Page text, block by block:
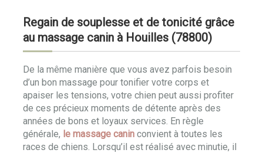
Regain de souplesse et de tonicité grâce
au massage canin à Houilles (78800)
De la même manière que vous avez parfois besoin
d’un bon massage pour tonifier votre corps et
apaiser les tensions, votre chien peut aussi profiter
de ces précieux moments de détente après des
années de bons et loyaux services. En règle
générale, le massage canin convient à toutes les
races de chiens. Lorsqu’il est réalisé avec minutie, il